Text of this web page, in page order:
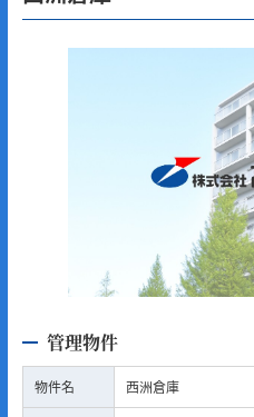
管理物件
物件名 西洲倉庫